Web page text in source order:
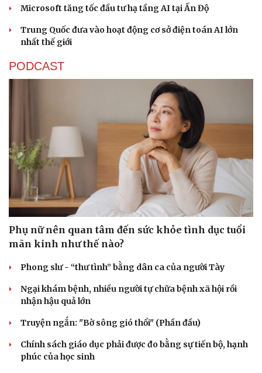
Dinh dưỡng - món ngon
Sản phụ khoa
Nhà đẹp
Microsoft tăng tốc đầu tư hạ tầng AI tại Ấn Độ
Trung Quốc đưa vào hoạt động cơ sở điện toán AI lớn
nhất thế giới
PODCAST
Phụ nữ nên quan tâm đến sức khỏe tình dục tuổi
mãn kinh như thế nào?
Phong slư - “thư tình” bằng dân ca của người Tày
Ngại khám bệnh, nhiều người tự chữa bệnh xã hội rồi
nhận hậu quả lớn
Truyện ngắn: "Bờ sông gió thổi" (Phần đầu)
Chính sách giáo dục phải được đo bằng sự tiến bộ, hạnh
phúc của học sinh